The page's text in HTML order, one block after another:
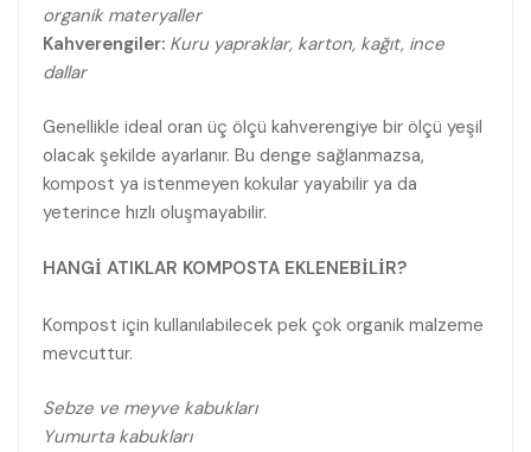
organik materyaller
Kahverengiler: Kuru yapraklar, karton, kağıt, ince
dallar
Genellikle ideal oran üç ölçü kahverengiye bir ölçü yeşil
olacak şekilde ayarlanır. Bu denge sağlanmazsa,
kompost ya istenmeyen kokular yayabilir ya da
yeterince hızlı oluşmayabilir.
HANGİ ATIKLAR KOMPOSTA EKLENEBİLİR?
Kompost için kullanılabilecek pek çok organik malzeme
mevcuttur.
Sebze ve meyve kabukları
Yumurta kabukları